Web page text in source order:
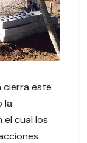
cierra este
la
el cual los